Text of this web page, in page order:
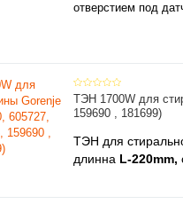
отверстием под
ТЭН 1700W для
159690 , 181699)
ТЭН для
длинна L-220mm,